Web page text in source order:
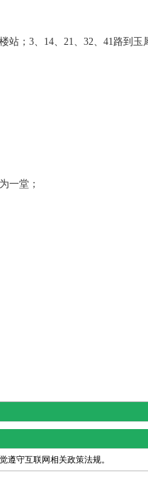
站；3、14、21、32、41路到玉
一堂；
遵守互联网相关政策法规。